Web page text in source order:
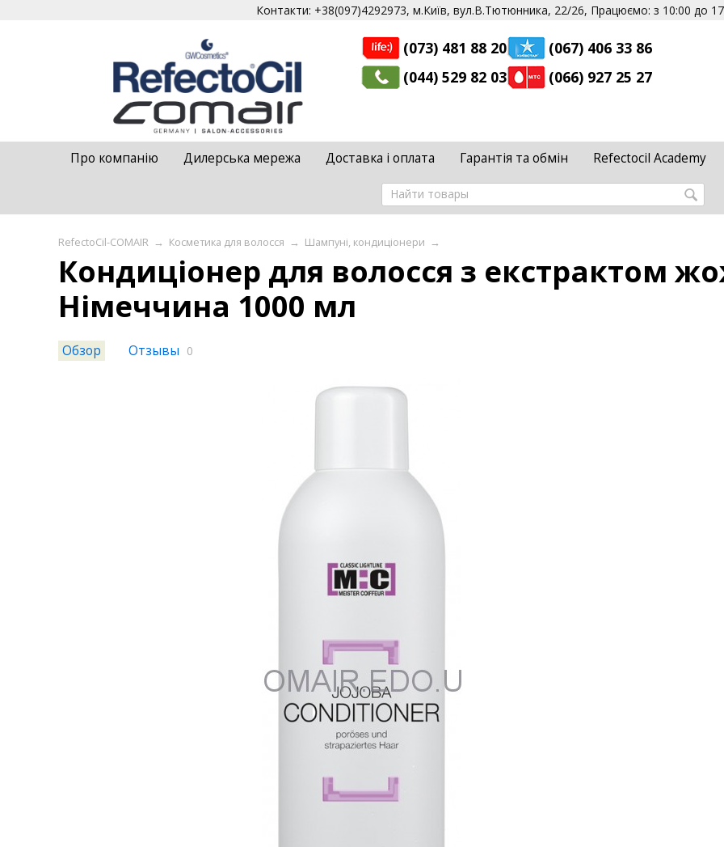
Контакти: +38(097)4292973, м.Київ, вул.В.Тютюнника, 22/26, Працюємо: з 10:00 до
(073) 481 88 20
(044) 529 82 03
(067) 406 33 86
(066) 927 25 27
Про компанію Дилерська мережа Доставка і оплата Гарантія та обмін Refectocil Academy
RefectoCil-COMAIR → Косметика для волосся → Шампуні, кондиціонери →
Кондиціонер для волосся з екстрактом
Німеччина 1000 мл
Обзор Отзывы 0